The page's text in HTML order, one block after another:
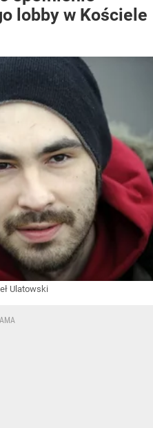
lobby w Kościele
Ulatowski